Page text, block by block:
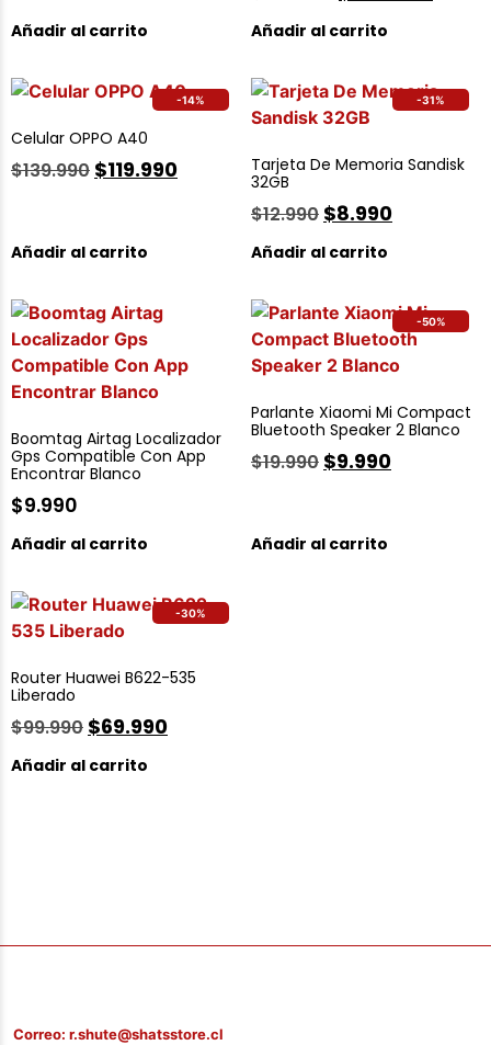
Añadir al carrito Añadir al carrito
-14%
Celular OPPO A40
$139.990 $119.990
Añadir al carrito
-31%
Tarjeta De Memoria Sandisk
32GB
$12.990 $8.990
Añadir al carrito
Boomtag Airtag Localizador
Gps Compatible Con App
Encontrar Blanco
$9.990
Añadir al carrito
-50%
Parlante Xiaomi Mi Compact
Bluetooth Speaker 2 Blanco
$19.990 $9.990
Añadir al carrito
-30%
Router Huawei B622-535
Liberado
$99.990 $69.990
Añadir al carrito
Correo: r.shute@shatsstore.cl